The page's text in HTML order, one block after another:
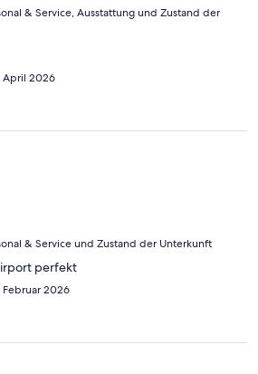
& Service, Ausstattung und Zustand der
April 2026
& Service und Zustand der Unterkunft
perfekt
2026